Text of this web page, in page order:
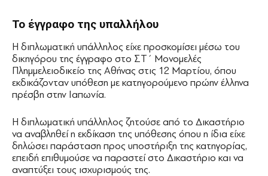
Το έγγραφο της υπαλλήλου
Η διπλωματική υπάλληλος είχε προσκομίσει μέσω του
δικηγόρου της έγγραφο στο ΣΤ΄ Μονομελές
Πλημμελειοδικείο της Αθήνας στις 12 Μαρτίου, όπου
εκδικάζονταν υπόθεση με κατηγορούμενο πρώην έλληνα
πρέσβη στην Ιαπωνία.
Η διπλωματική υπάλληλος ζητούσε από το Δικαστήριο
να αναβληθεί η εκδίκαση της υπόθεσης όπου η ίδια είχε
δηλώσει παράσταση προς υποστήριξη της κατηγορίας,
επειδή επιθυμούσε να παραστεί στο Δικαστήριο και να
αναπτύξει τους ισχυρισμούς της.